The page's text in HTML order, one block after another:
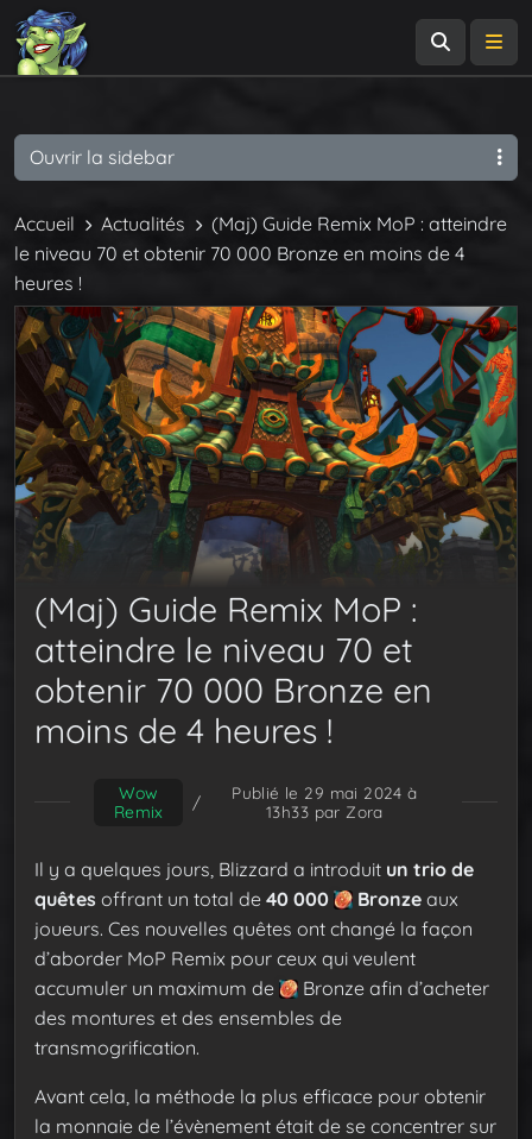
Accueil Actualités
(Maj) Guide Remix MoP : atteindre
le niveau 70 et obtenir 70 000 Bronze en moins de 4
heures !
(Maj) Guide Remix MoP :
atteindre le niveau 70 et
obtenir 70 000 Bronze en
moins de 4 heures !
Wow
Remix
/
Publié le 29 mai 2024 à
13h33 par Zora
Il y a quelques jours, Blizzard a introduit un trio de
quêtes offrant un total de 40 000 Bronze aux
joueurs. Ces nouvelles quêtes ont changé la façon
d’aborder MoP Remix pour ceux qui veulent
accumuler un maximum de
Bronze afin d’acheter
des montures et des ensembles de
transmogrification.
Avant cela, la méthode la plus efficace pour obtenir
la monnaie de l’évènement était de se concentrer sur
Ouvrir la sidebar